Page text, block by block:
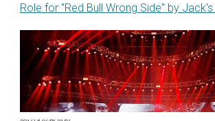
Role for "Red Bull Wrong Side" by